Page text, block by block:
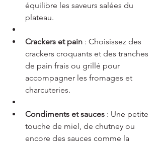
équilibre les saveurs salées du
plateau.
Crackers et pain : Choisissez des
crackers croquants et des tranches
de pain frais ou grillé pour
accompagner les fromages et
charcuteries.
Condiments et sauces : Une petite
touche de miel, de chutney ou
encore des sauces comme la